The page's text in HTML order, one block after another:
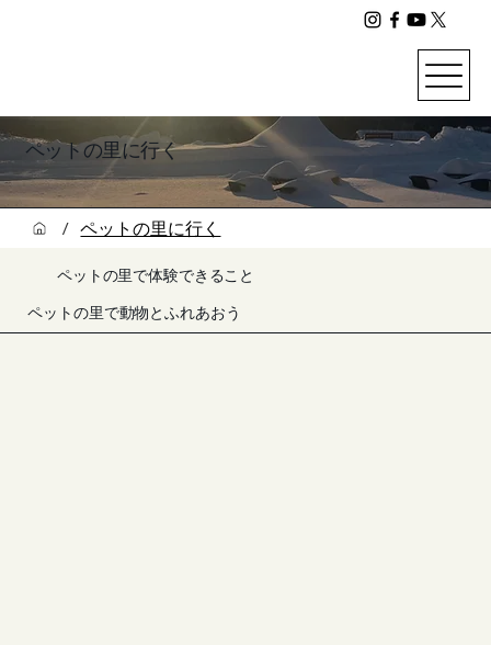
ペットの里に行く
/ ペットの里に行く
ペットの里で体験できること
ペットの里で動物とふれあおう